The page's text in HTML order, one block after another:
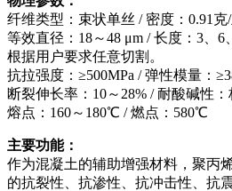
纤维类型：束状单丝 / 密度：0.91克
等效直径：18～48 μm / 长度：3、6
根据用户要求任意切割。
抗拉强度：≥500MPa / 弹性模量：
断裂伸长率：10～28% / 耐酸碱性：
熔点：160～180℃ / 燃点：580℃
主要功能：
作为混凝土的辅助增强材料，聚丙
的抗裂性、抗渗性、抗冲击性、抗